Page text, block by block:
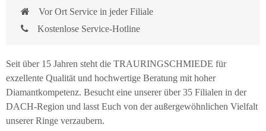
Vor Ort Service in jeder Filiale
Kostenlose Service-Hotline
Seit über 15 Jahren steht die TRAURINGSCHMIEDE für
exzellente Qualität und hochwertige Beratung mit hoher
Diamantkompetenz. Besucht eine unserer über 35 Filialen in der
DACH-Region und lasst Euch von der außergewöhnlichen Vielfalt
unserer Ringe verzaubern.